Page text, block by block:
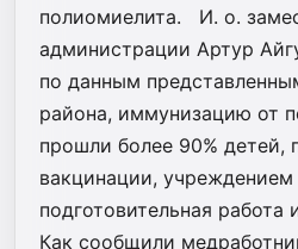
полиомиелита. И. о.
администрации Артур
по данным
района, иммунизацию от
прошли более 90% детей,
вакцинации, учреждением
подготовительная
Как сообщили